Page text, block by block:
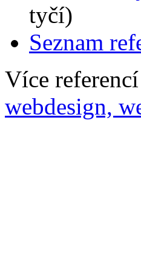
tyčí)
Seznam
Více
webdesign,